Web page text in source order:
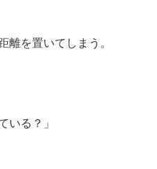
離を置いてしまう。
いる？」